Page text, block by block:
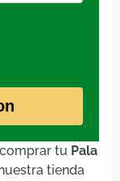
tu Pala
tienda